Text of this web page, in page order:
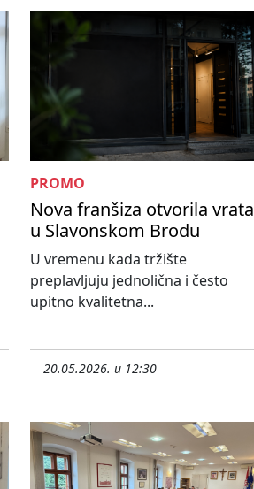
PROMO
Nova franšiza otvorila vrata
u Slavonskom Brodu
U vremenu kada tržište
preplavljuju jednolična i često
upitno kvalitetna...
20.05.2026. u 12:30